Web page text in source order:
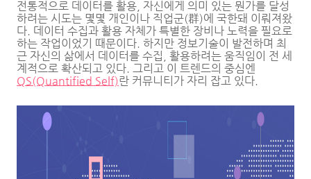
전통적으로 데이터를 활용, 자신에게 의미 있는 뭔가를 달성
하려는 시도는 몇몇 개인이나 직업군(群)에 국한돼 이뤄져왔
다. 데이터 수집과 활용 자체가 특별한 장비나 노력을 필요로
하는 작업이었기 때문이다. 하지만 정보기술이 발전하며 최
근 자신의 삶에서 데이터를 수집, 활용하려는 움직임이 전 세
계적으로 확산되고 있다. 그리고 이 트렌드의 중심엔
QS(Quantified Self)란 커뮤니티가 자리 잡고 있다.